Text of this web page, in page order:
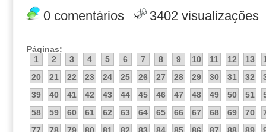
0 comentários 3402 visualizações
Páginas:
1
2 3 4 5 6 7 8 9 10 11 12 13
20
21 22 23 24 25 26 27 28 29 30 31 32
39
40 41 42 43 44 45 46 47 48 49 50 51
58
59 60 61 62 63 64 65 66 67 68 69 70